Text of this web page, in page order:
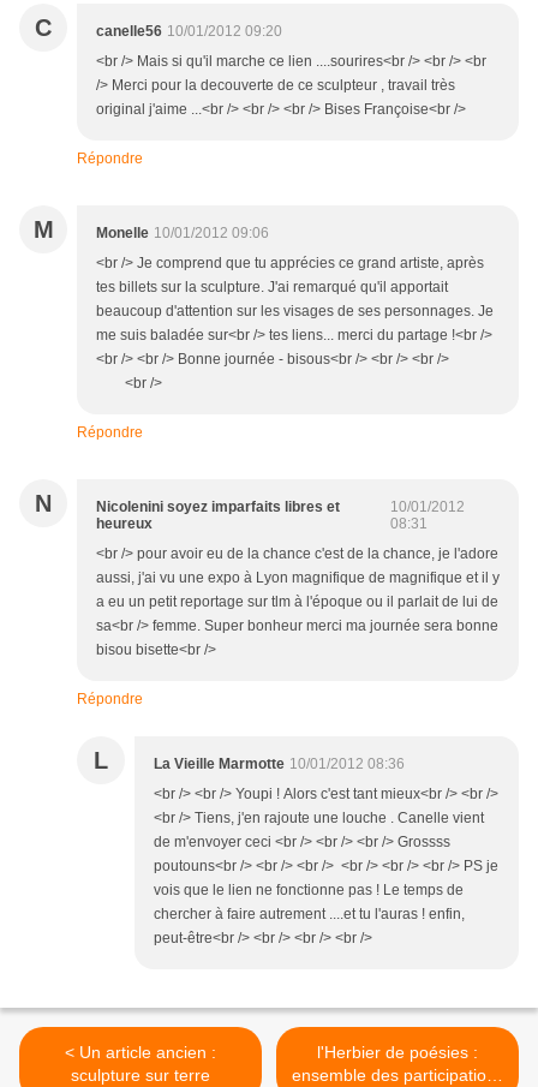
C canelle56 10/01/2012 09:20
<br /> Mais si qu'il marche ce lien ....sourires<br /> <br /> <br
/> Merci pour la decouverte de ce sculpteur , travail très
original j'aime ...<br /> <br /> <br /> Bises Françoise<br />
Répondre
M Monelle 10/01/2012 09:06
<br /> Je comprend que tu apprécies ce grand artiste, après
tes billets sur la sculpture. J'ai remarqué qu'il apportait
beaucoup d'attention sur les visages de ses personnages. Je
me suis baladée sur<br /> tes liens... merci du partage !<br />
<br /> <br /> Bonne journée - bisous<br /> <br /> <br />
<br />
Répondre
N
Nicolenini soyez imparfaits libres et
heureux
10/01/2012
08:31
<br /> pour avoir eu de la chance c'est de la chance, je l'adore
aussi, j'ai vu une expo à Lyon magnifique de magnifique et il y
a eu un petit reportage sur tlm à l'époque ou il parlait de lui de
sa<br /> femme. Super bonheur merci ma journée sera bonne
bisou bisette<br />
Répondre
L La Vieille Marmotte 10/01/2012 08:36
<br /> <br /> Youpi ! Alors c'est tant mieux<br /> <br />
<br /> Tiens, j'en rajoute une louche . Canelle vient
de m'envoyer ceci <br /> <br /> <br /> Grossss
poutouns<br /> <br /> <br /> <br /> <br /> <br /> PS je
vois que le lien ne fonctionne pas ! Le temps de
chercher à faire autrement ....et tu l'auras ! enfin,
peut-être<br /> <br /> <br /> <br />
< Un article ancien :
sculpture sur terre
l'Herbier de poésies :
ensemble des participations